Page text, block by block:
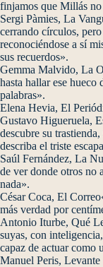
finjamos que Millás no
Sergi Pàmies, La
cerrando círculos,
reconociéndose a sí
sus recuerdos».
Gemma Malvido, La
hasta hallar ese hueco
palabras».
Elena Hevia, El
Gustavo Higueruela,
descubre su
describa el triste
Saúl Fernández, La
de ver donde otros no
nada».
César Coca, El
más verdad por
Antonio Iturbe, Qué
suyas, con
capaz de actuar como
Manuel Peris, Levante